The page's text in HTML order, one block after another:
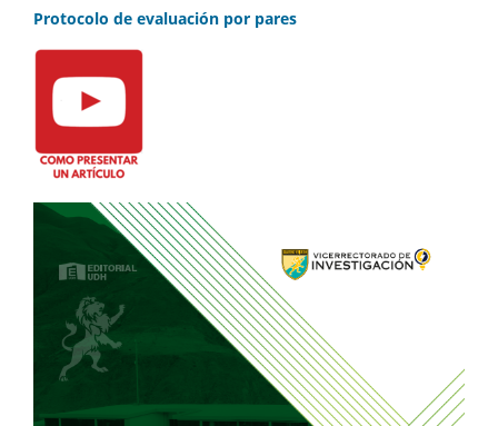
Protocolo de evaluación por pares